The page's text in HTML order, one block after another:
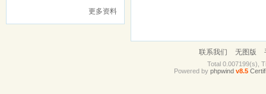
更多资料
联系我们 无图版
Total 0.007199(s),
Powered by phpwind v8.5